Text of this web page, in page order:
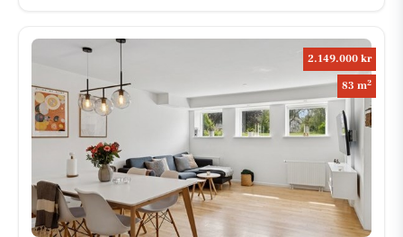
2.149.000 kr
83 m2